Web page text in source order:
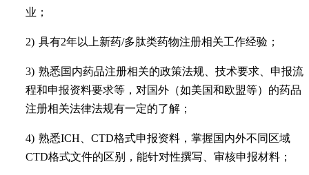
业；
2) 具有2年以上新药/多肽类药物注册相关工作经验；
3) 熟悉国内药品注册相关的政策法规、技术要求、申报流
程和申报资料要求等，对国外（如美国和欧盟等）的药品
注册相关法律法规有一定的了解；
4) 熟悉ICH CTD格式申报资料，掌握国内外不同区域
CTD格式文件的区别，能针对性撰写、审核申报材料；